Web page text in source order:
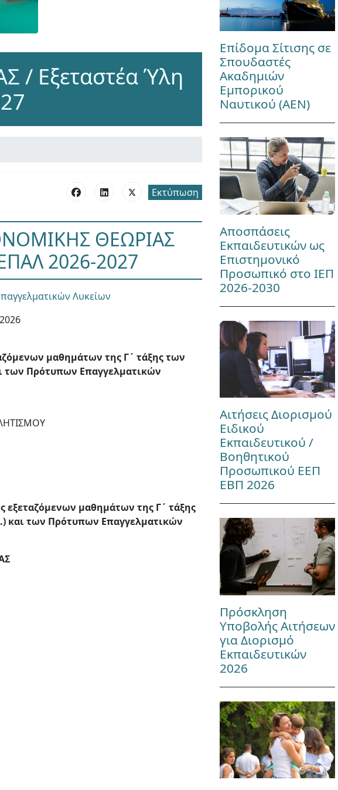
/ Εξεταστέα Ύλη
Εκτύπωση
ΘΕΩΡΙΑΣ
2026-2027
Λυκείων
μαθημάτων της Γ΄ τάξης των
των Πρότυπων Επαγγελματικών
εξεταζόμενων μαθημάτων της Γ΄ τάξης
και των Πρότυπων Επαγγελματικών
Επίδομα Σίτισης σε
Σπουδαστές
Ακαδημιών
Εμπορικού
Ναυτικού (ΑΕΝ)
Αποσπάσεις
Εκπαιδευτικών ως
Επιστημονικό
Προσωπικό στο ΙΕΠ
2026-2030
Αιτήσεις Διορισμού
Ειδικού
Εκπαιδευτικού /
Βοηθητικού
Προσωπικού ΕΕΠ
ΕΒΠ 2026
Πρόσκληση
Υποβολής Αιτήσεων
για Διορισμό
Εκπαιδευτικών
2026